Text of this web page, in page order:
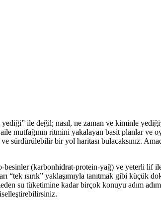
yediği” ile değil; nasıl, ne zaman ve kiminle
mutfağının ritmini yakalayan basit planlar
sürdürülebilir bir yol haritası bulacaksınız.
besinler (karbonhidrat-protein-yağ) ve yeterli
“tek ısırık” yaklaşımıyla tanıtmak gibi küçük
su tüketimine kadar birçok konuyu adım